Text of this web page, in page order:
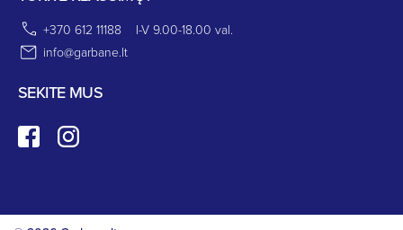
+370 612 11188
I-V 9.00-18.00 val.
info@garbane.lt
SEKITE MUS